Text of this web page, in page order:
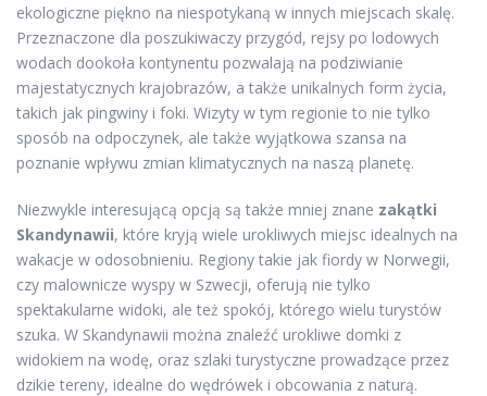
ekologiczne piękno na niespotykaną w innych miejscach skalę.
Przeznaczone dla poszukiwaczy przygód, rejsy po lodowych
wodach dookoła kontynentu pozwalają na podziwianie
majestatycznych krajobrazów, a także unikalnych form życia,
takich jak pingwiny i foki. Wizyty w tym regionie to nie tylko
sposób na odpoczynek, ale także wyjątkowa szansa na
poznanie wpływu zmian klimatycznych na naszą planetę.
Niezwykle interesującą opcją są także mniej znane zakątki
Skandynawii, które kryją wiele urokliwych miejsc idealnych na
wakacje w odosobnieniu. Regiony takie jak fiordy w Norwegii,
czy malownicze wyspy w Szwecji, oferują nie tylko
spektakularne widoki, ale też spokój, którego wielu turystów
szuka. W Skandynawii można znaleźć urokliwe domki z
widokiem na wodę, oraz szlaki turystyczne prowadzące przez
dzikie tereny, idealne do wędrówek i obcowania z naturą.